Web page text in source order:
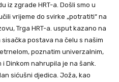
iz zgrade HRT-a. Došli smo u
vrijeme do svirke „potratiti“ na
Trga HRT-a. usput kazano na
postava na čelu s našim
poznatim univerzalnim,
Dinkom nahrupila je na šank.
sićušni djedica. Joža, kao